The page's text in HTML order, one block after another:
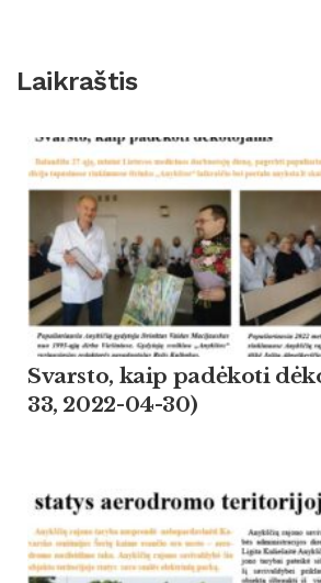
Laikraštis
Svarsto, kaip padėkoti
33, 2022-04-30)